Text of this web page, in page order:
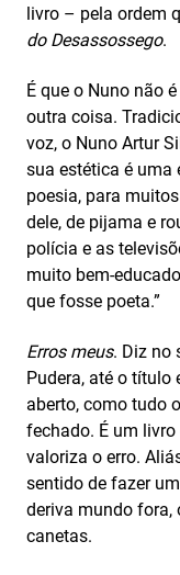
livro – pela ordem
do Desassossego.
É que o Nuno não
outra coisa.
voz, o Nuno Artur
sua estética é uma
poesia, para
dele, de pijama e
polícia e as
muito bem-
que fosse poeta.”
Erros meus. Diz no
Pudera, até o título
aberto, como tudo
fechado. É um
valoriza o erro.
sentido de fazer
deriva mundo fora,
canetas.